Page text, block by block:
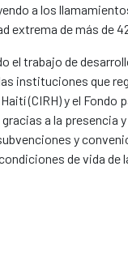
a los
extrema de más de
el trabajo de
instituciones que
(CIRH) y el
a la presencia
y
de vida de